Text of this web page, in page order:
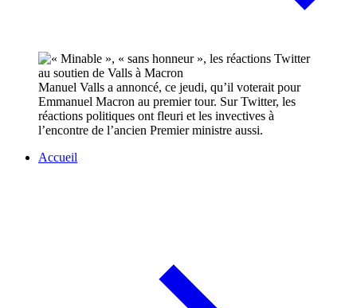
Manuel Valls a annoncé, ce jeudi, qu’il voterait pour
Emmanuel Macron au premier tour. Sur Twitter, les
réactions politiques ont fleuri et les invectives à
l’encontre de l’ancien Premier ministre aussi.
Accueil